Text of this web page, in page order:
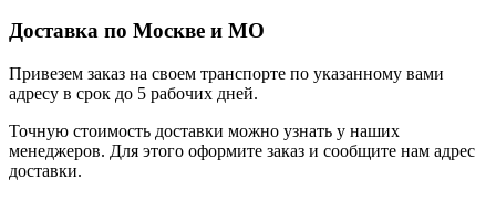
Доставка по Москве и МО
Привезем заказ на своем транспорте по указанному вами
адресу в срок до 5 рабочих дней.
Точную стоимость доставки можно узнать у наших
менеджеров. Для этого оформите заказ и сообщите нам адрес
доставки.